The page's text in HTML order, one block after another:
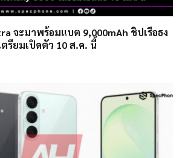
จะมาพร้อมแบต 9,000mAh ชิปเรือธง
ตรียมเปิดตัว 10 ส.ค. นี้